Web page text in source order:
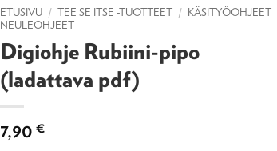
ETUSIVU / TEE SE ITSE -TUOTTEET / KÄSITYÖOHJEET
NEULEOHJEET
Digiohje Rubiini-pipo
(ladattava pdf)
7,90 €